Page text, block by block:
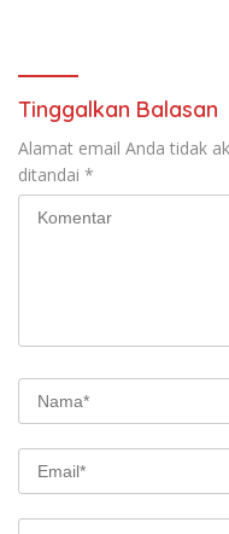
kota makassar.
Tinggalkan Balasan
Alamat email Anda tidak
ditandai *